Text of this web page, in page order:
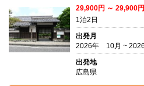
29,900円 ～ 29,900円
1泊2日
出発月
2026年 10月 ~
出発地
広島県